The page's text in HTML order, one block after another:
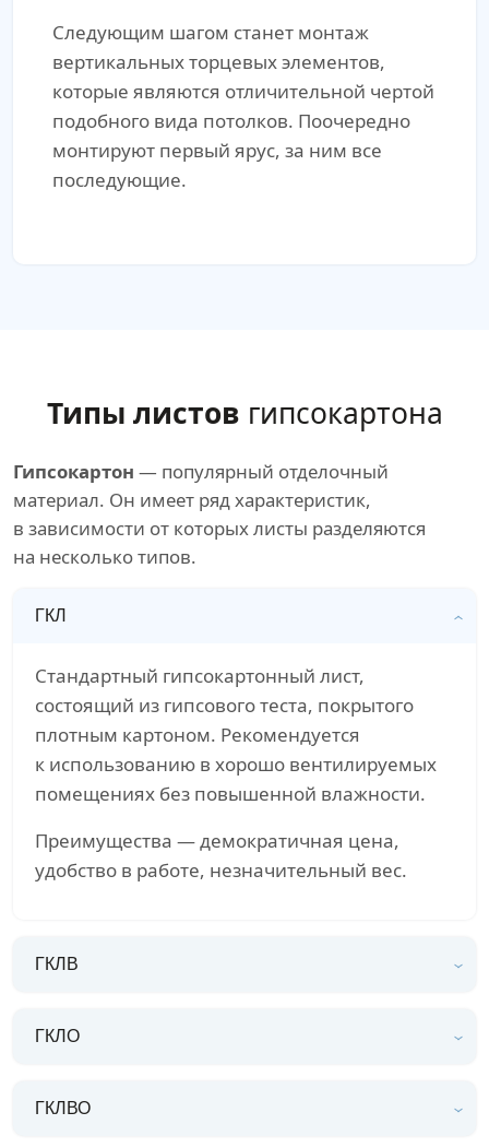
Следующим шагом станет монтаж
вертикальных торцевых элементов,
которые являются отличительной чертой
подобного вида потолков. Поочередно
монтируют первый ярус, за ним все
последующие.
Типы листов гипсокартона
Гипсокартон — популярный отделочный
материал. Он имеет ряд характеристик,
в зависимости от которых листы разделяются
на несколько типов.
ГКЛ
Стандартный гипсокартонный лист,
состоящий из гипсового теста, покрытого
плотным картоном. Рекомендуется
к использованию в хорошо вентилируемых
помещениях без повышенной влажности.
Преимущества — демократичная цена,
удобство в работе, незначительный вес.
ГКЛВ
ГКЛО
ГКЛВО